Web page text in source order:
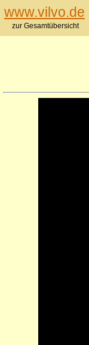
www.vilvo.de
zur Gesamtübersicht